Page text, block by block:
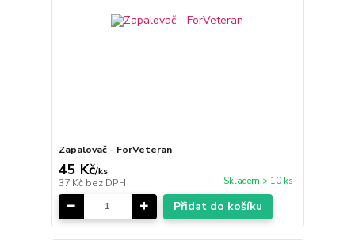
Zapalovač - ForVeteran
45 Kč/ks
37 Kč bez DPH Skladem > 10 ks
Přidat do košíku